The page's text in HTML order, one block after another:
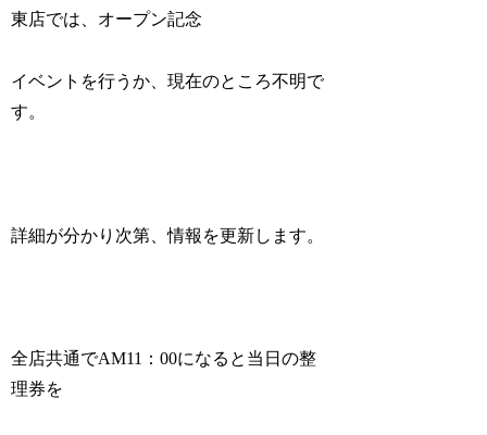
東店では、オープン記念
イベントを行うか、現在のところ不明で
す。
詳細が分かり次第、情報を更新します。
全店共通でAM11：00になると当日の整
理券を